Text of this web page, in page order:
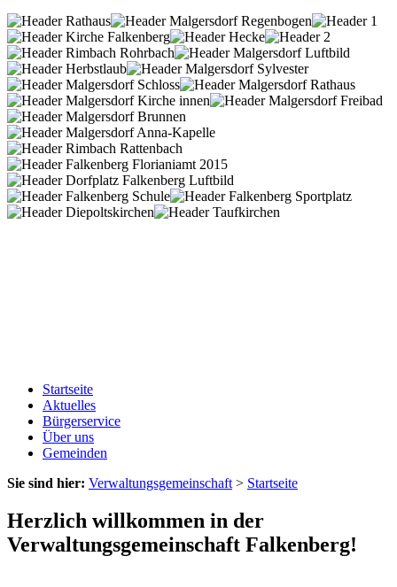
Startseite
Aktuelles
Bürgerservice
Über uns
Gemeinden
Sie sind hier: Verwaltungsgemeinschaft > Startseite
Herzlich willkommen in der
Verwaltungsgemeinschaft Falkenberg!